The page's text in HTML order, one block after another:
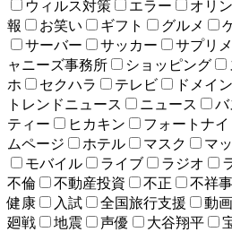
ウィルス対策
エラー オリ
報
お笑い ギフト グルメ
サーバー
サッカー サプリ
ャニーズ事務所
ショッピング
ホ
セクハラ テレビ ドメイン
トレンドニュース
ニュース バ
ティー
ヒカキン フォートナイ
ムページ
ホテル マスク マ
モバイル
ライブ ラジオ
不倫
不動産投資 不正 不祥事
健康
入試 全国旅行支援 動画
廻戦
地震 声優 大谷翔平